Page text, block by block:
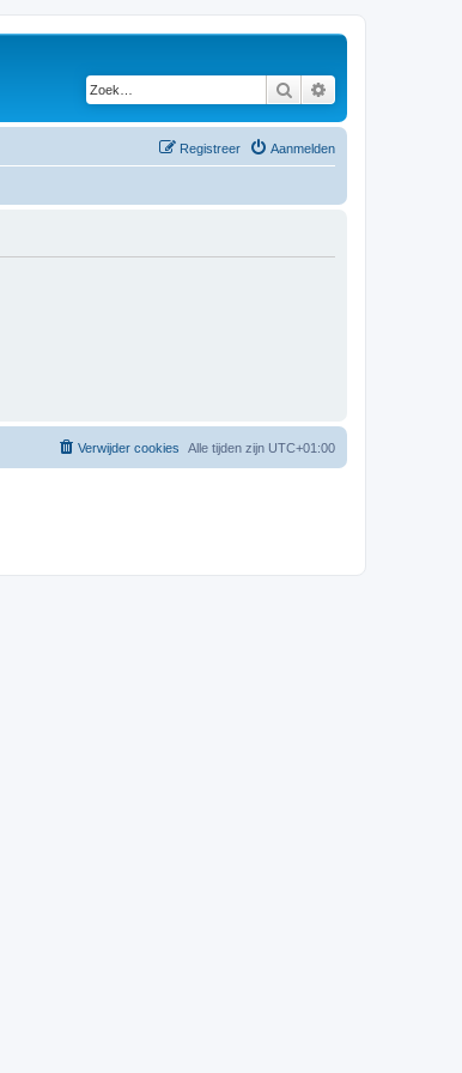
Zoek
Aanmelden
Registreer
Alle tijden zijn UTC+01:00
Verwijder cookies